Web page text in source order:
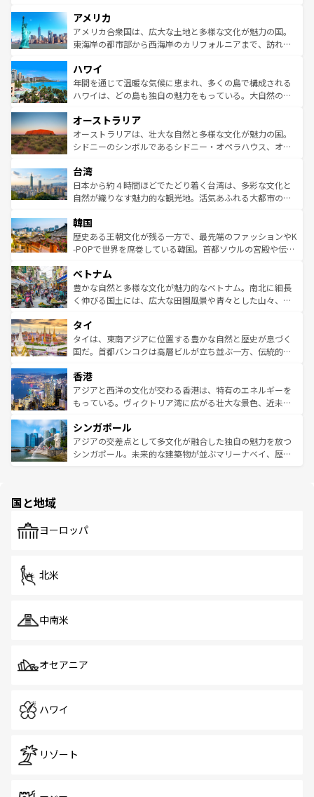
ンツ一覧を参照してほしい。
の建物がそのまま残る町や、スイスならではのユニークな
博物館もあり、アルプス観光だけでなく町歩きも満喫する
ことができる。国民の所得が高いため物価も高いが、旅行
ば市内交通費無料で観光を楽しむこともできる。 なお、新
着のスイス情報はコンテンツ一覧 を参照してほしい。
アメリカ
アメリカ合衆国は、広大な土地と多様な文化が魅力の国。
東海岸の都市部から西海岸のカリフォルニアまで、訪れる
のような巨大都市は、観光、ショッピング、エンターテイ
ンメントが詰まった刺激的なスポットだ。一方、アメリカ
西部には大自然が広がり、グランドキャニオンやイエロー
部のニューオーリンズでは、音楽と美食が融合した独特の
文化が魅力。旅行者はアメリカの各地域で異なる魅力を楽
しみながら、その多様性と豊かな歴史を感じることができ
ならではの贅沢な旅のスタイルだ。 なお、新着のアメリカ
情報はコンテンツ一覧を参照してほしい。
ハワイ
年間を通じて温暖な気候に恵まれ、多くの島で構成される
ハワイは、どの島も独自の魅力をもっている。大自然の神
ワイ島は見逃せない。また、定番の観光地といえばオアフ
島だが、静かな自然を求めるならマウイ島やカウアイ島が
おすすめ。エメラルドグリーンに輝く海をはじめ、豊かな
れるおもてなしの心で訪れる人々を迎えてくれるハワイの
人々、おいしいローカルフードやハワイアンミュージッ
ク、伝統的なフラダンスなど、すべてがハワイの魅力を彩
ワイを、存分に味わってほしい。 なお、新着のハワイ情報
はコンテンツ一覧を参照してほしい。
オーストラリア
オーストラリアは、壮大な自然と多様な文化が魅力の国。
シドニーのシンボルであるシドニー・オペラハウス、オー
リアリーフや大陸中央部にそびえるウルル（エアーズロッ
ク）、タスマニアの美しい原生林やケアンズの熱帯雨林な
ど、見どころがたくさん。また、カフェやワイン、オージ
いる。アクティビティも充実しており、サーフィンやダイ
ビング、ハイキングなど、アウトドア好きにはたまらな
い。オーストラリアの多彩な魅力を存分に味わいつくそ
参照してほしい。
台湾
日本から約４時間ほどでたどり着く台湾は、多彩な文化と
自然が織りなす魅力的な観光地。活気あふれる大都市の台
ン）、静ひつな山岳地帯である台湾東部など、都市の喧騒
と山間の静けさが共存しており、訪れる人に新しい発見と
驚きをもたらしてくれる。また、奥深い台湾の食文化も魅
容にもいいと評判のスイーツなど、バラエティ豊かな料理
が味わえる。 なお、新着の台湾情報は コンテンツ一覧を参
照してほしい。
韓国
歴史ある王朝文化が残る一方で、最先端のファッションやK
-POPで世界を席巻している韓国。首都ソウルの宮殿や伝統
き、地方に足を延ばせば四季折々の自然美を楽しむことが
できる。そして、キムチや焼肉、絶品のストリートフード
まで、さまざまな韓国料理が待っている。夜には、韓国な
リティに包まれながら、韓国の多彩な魅力を心ゆくまで味
わってみてほしい。 なお、新着の韓国情報はコンテンツ一
覧を参照してほしい。
ベトナム
豊かな自然と多様な文化が魅力的なベトナム。南北に細長
く伸びる国土には、広大な田園風景や青々とした山々、世
急速な発展と共に伝統が息づく。ハノイの古い町並みやホ
ーチミン市のフランス統治時代の建物も、独特の雰囲気を
醸し出している。また、バラエティの豊かさとおいしさで
とつ。フォーやバインミー、ベトナムコーヒーなどは、ぜ
ひ現地で味わいたい。どの地域を訪れてもあたたかい人々
が旅行者を迎えてくれるので、きっと忘れられない旅にな
参照してほしい。
タイ
タイは、東南アジアに位置する豊かな自然と歴史が息づく
国だ。首都バンコクは高層ビルが立ち並ぶ一方、伝統的な
の活気が交差している。北部ではチェンマイなどの山岳地
帯で自然と触れ合い、南部ではプーケットやクラビの美し
いビーチでリゾート気分を楽しむことができる。タイ料理
激する。気候は一年中温暖で、どの季節にも異なる楽しみ
が待っている。親しみやすいタイの人々、仏教を中心とし
た文化、そして多様な観光資源が、訪れる旅人を魅了し続
香港
アジアと西洋の文化が交わる香港は、特有のエネルギーを
もっている。ヴィクトリア湾に広がる壮大な景色、近未来
み、どこを訪れても感動するはず。観光スポットが密集し
ており、効率よく見どころを回れるのも魅力。息をのむよ
うな絶景から文化的な体験まで、香港を存分に楽しみ尽く
シンガポール
アジアの交差点として多文化が融合した独自の魅力を放つ
シンガポール。未来的な建築物が並ぶマリーナベイ、歴史
で、ホーカーズは地元の風情を楽しめる外せないスポット
国と地域
ヨーロッパ
北米
中南米
オセアニア
ハワイ
リゾート